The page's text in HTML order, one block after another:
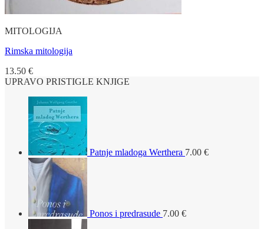
MITOLOGIJA
Rimska mitologija
13.50 €
UPRAVO PRISTIGLE KNJIGE
Patnje mladoga Werthera 7.00 €
Ponos i predrasude 7.00 €